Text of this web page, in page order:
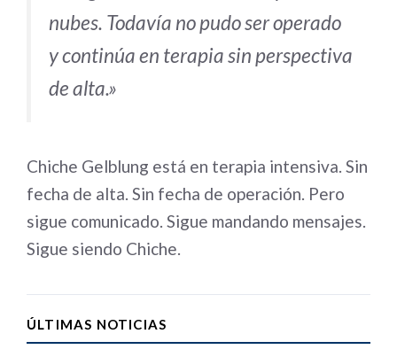
nubes. Todavía no pudo ser operado
y continúa en terapia sin perspectiva
de alta.»
Chiche Gelblung está en terapia intensiva. Sin
fecha de alta. Sin fecha de operación. Pero
sigue comunicado. Sigue mandando mensajes.
Sigue siendo Chiche.
ÚLTIMAS NOTICIAS